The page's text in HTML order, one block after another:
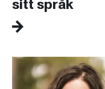
sitt språk